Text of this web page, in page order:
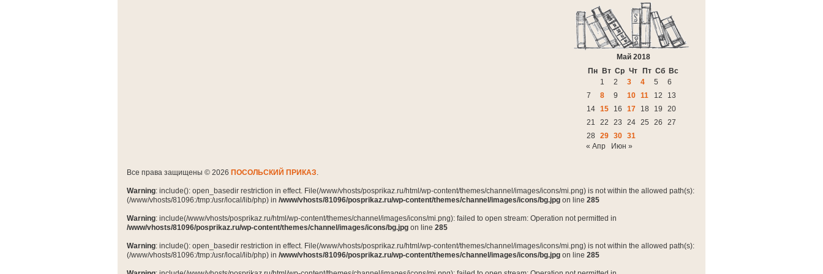
Май 2018
Пн
Вт Ср Чт Пт Сб Вс
1
2 3 4 5
6
7
8 9 10 11 12
13
14 15 16 17 18 19
20
21
22 23 24 25 26
27
28
29 30 31
« Апр
Июн »
Все права защищены © 2026 ПОСОЛЬСКИЙ ПРИКАЗ.
Warning: include(): open_basedir restriction in effect. File(/www/vhosts/posprikaz.ru/html/wp-content/themes/channel/images/icons/mi.png) is not within the allowed path(s):
(/www/vhosts/81096:/tmp:/usr/local/lib/php) in /www/vhosts/81096/posprikaz.ru/wp-content/themes/channel/images/icons/bg.jpg on line 285
Warning: include(/www/vhosts/posprikaz.ru/html/wp-content/themes/channel/images/icons/mi.png): failed to open stream: Operation not permitted in
/www/vhosts/81096/posprikaz.ru/wp-content/themes/channel/images/icons/bg.jpg on line 285
Warning: include(): open_basedir restriction in effect. File(/www/vhosts/posprikaz.ru/html/wp-content/themes/channel/images/icons/mi.png) is not within the allowed path(s):
(/www/vhosts/81096:/tmp:/usr/local/lib/php) in /www/vhosts/81096/posprikaz.ru/wp-content/themes/channel/images/icons/bg.jpg on line 285